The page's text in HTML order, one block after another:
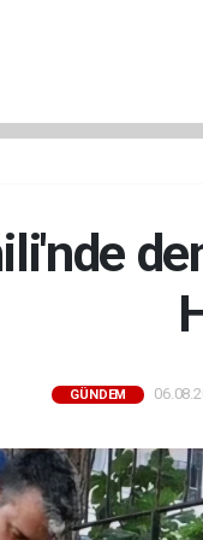
GÜNDEM